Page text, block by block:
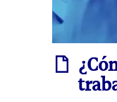
informe